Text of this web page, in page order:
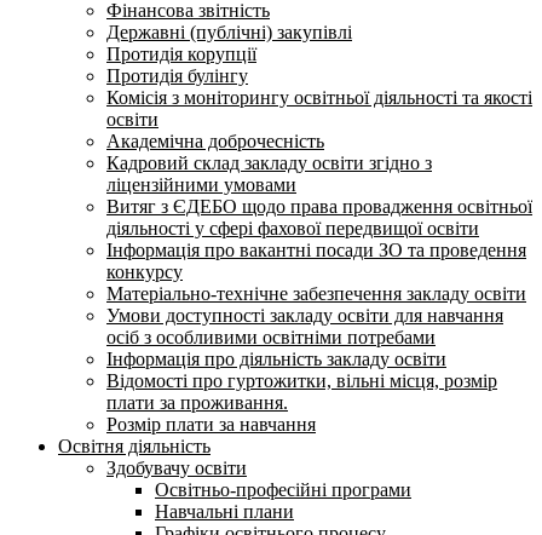
Фінансова звітність
Державні (публічні) закупівлі
Протидія корупції
Протидія булінгу
Комісія з моніторингу освітньої діяльності та якості
освіти
Академічна доброчесність
Кадровий склад закладу освіти згідно з
ліцензійними умовами
Витяг з ЄДЕБО щодо права провадження освітньої
діяльності у сфері фахової передвищої освіти
Інформація про вакантні посади ЗО та проведення
конкурсу
Матеріально-технічне забезпечення закладу освіти
Умови доступності закладу освіти для навчання
осіб з особливими освітніми потребами
Інформація про діяльність закладу освіти
Відомості про гуртожитки, вільні місця, розмір
плати за проживання.
Розмір плати за навчання
Освітня діяльність
Здобувачу освіти
Освітньо-професійні програми
Навчальні плани